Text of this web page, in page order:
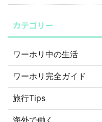
カテゴリー
ワーホリ中の生活
ワーホリ完全ガイド
旅行Tips
海外で働く